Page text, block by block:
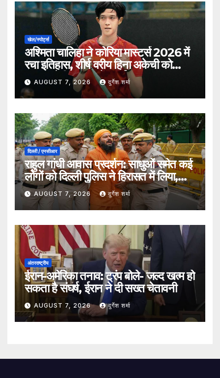
खेल/स्पोर्ट्स
अश्मिता चालिहा ने कोरिया मास्टर्स 2026 में
रचा इतिहास, शीर्ष वरीय हिना अकेची को
हराकर सेमीफाइनल में बनाई जगह
AUGUST 7, 2026 दुर्गेश शर्मा
दिल्ली / एनसीआर
राहुल गांधी आवास प्रदर्शन: साधुओं समेत कई
लोगों को दिल्ली पुलिस ने हिरासत में लिया,
सुरक्षा व्यवस्था कड़ी
AUGUST 7, 2026 दुर्गेश शर्मा
अंतरराष्ट्रीय
ईरान-अमेरिका तनाव: ट्रंप बोले- जल्द खत्म हो
सकता है संघर्ष, ईरान ने दी सख्त चेतावनी
AUGUST 7, 2026 दुर्गेश शर्मा